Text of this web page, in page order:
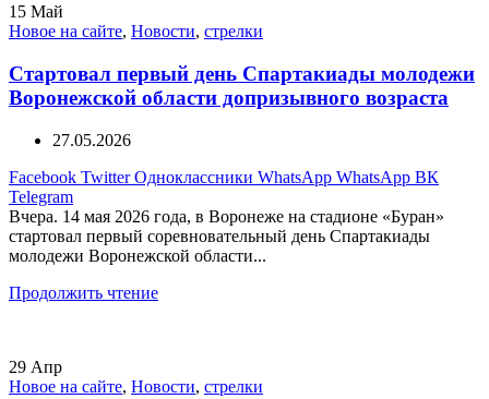
15 Май
Новое на сайте, Новости, стрелки
Стартовал первый день Спартакиады молодежи
Воронежской области допризывного возраста
27.05.2026
Facebook Twitter Одноклассники WhatsApp WhatsApp ВК
Telegram
Вчера. 14 мая 2026 года, в Воронеже на стадионе «Буран»
стартовал первый соревновательный день Спартакиады
молодежи Воронежской области...
Продолжить чтение
29 Апр
Новое на сайте, Новости, стрелки